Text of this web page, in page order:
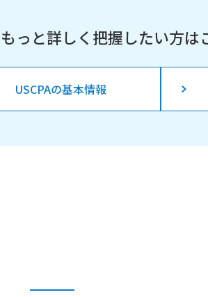
もっと詳しく把握したい方は
USCPAの基本情報